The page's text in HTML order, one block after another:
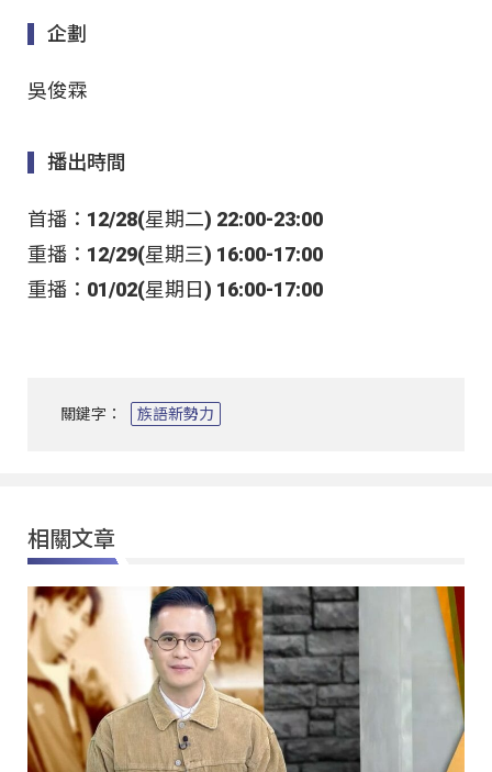
企劃
吳俊霖
播出時間
首播：12/28(星期二) 22:00-23:00
重播：12/29(星期三) 16:00-17:00
重播：01/02(星期日) 16:00-17:00
關鍵字： 族語新勢力
相關文章